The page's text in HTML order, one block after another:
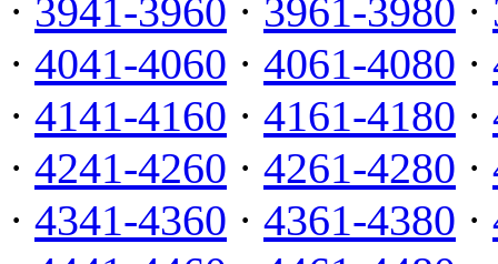
· 3941-3960 · 3961-3980 ·
· 4041-4060 · 4061-4080 ·
· 4141-4160 · 4161-4180 ·
· 4241-4260 · 4261-4280 ·
· 4341-4360 · 4361-4380 ·